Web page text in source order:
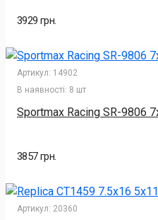
3929 грн.
Артикул: 14902
В наявності: 8 шт
Sportmax Racing SR-9806
3857 грн.
Артикул: 20360